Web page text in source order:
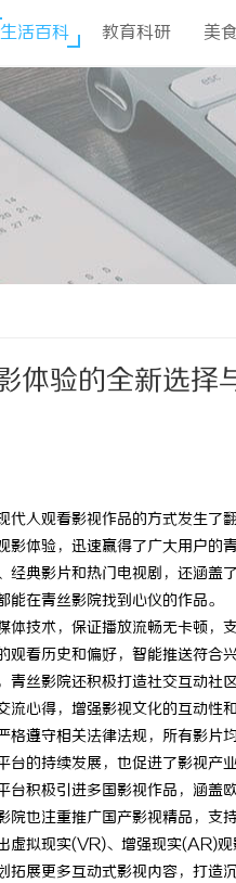
生活百科 教育科研 美
体验的全新选择
代人观看影视作品的方式发生
影体验，迅速赢得了广大用户的
经典影片和热门电视剧，还涵
在青丝影院找到心仪的作品。
体技术，保证播放流畅无卡顿
观看历史和偏好，智能推送符合
青丝影院还积极打造社交互动
流心得，增强影视文化的互动性
格遵守相关法律法规，所有影
台的持续发展，也促进了影视产
台积极引进多国影视作品，涵
院也注重推广国产影视精品，支
虚拟现实(VR)、增强现实(AR)
拓展更多互动式影视内容，打造